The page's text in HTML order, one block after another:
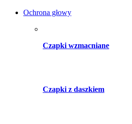
Ochrona głowy
Czapki wzmacniane
Czapki z daszkiem